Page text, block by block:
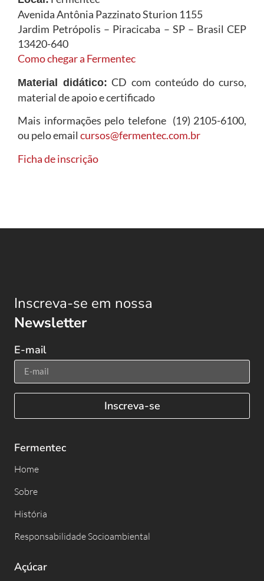
Avenida Antônia Pazzinato Sturion 1155
Jardim Petrópolis – Piracicaba – SP – Brasil CEP
13420-640
Como chegar a Fermentec
Material didático: CD com conteúdo do curso,
material de apoio e certificado
Mais informações pelo telefone (19) 2105-6100,
ou pelo email cursos@fermentec.com.br
Ficha de inscrição
Inscreva-se em nossa
Newsletter
E-mail
Inscreva-se
Fermentec
Home
Sobre
História
Responsabilidade Socioambiental
Açúcar